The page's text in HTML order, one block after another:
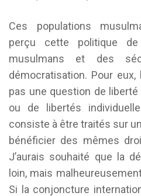
Ces populations
perçu cette politique
musulmans et des
démocratisation. Pour eux,
pas une question de liberté
ou de libertés
consiste à être traités sur
bénéficier des mêmes
J’aurais souhaité que la
loin, mais
Si la conjoncture